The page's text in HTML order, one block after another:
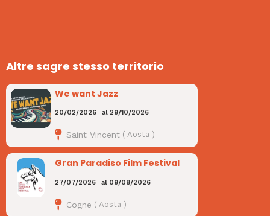
Altre sagre stesso territorio
We want Jazz
20/02/2026 al 29/10/2026
Saint Vincent (Aosta )
Gran Paradiso Film Festival
27/07/2026 al 09/08/2026
Cogne ( Aosta )